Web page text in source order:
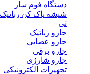
دستگاه فوم ساز
شیشه پاک کن رباتیک
تی
جارو رباتیک
جارو عصایی
جارو برقی
جارو شارژی
تجهیزات الکترونیکی